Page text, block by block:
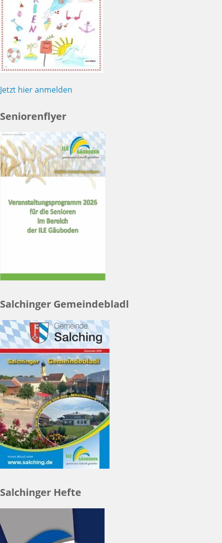
Jetzt hier anmelden
Seniorenflyer
Salchinger Gemeindebladl
Salchinger Hefte